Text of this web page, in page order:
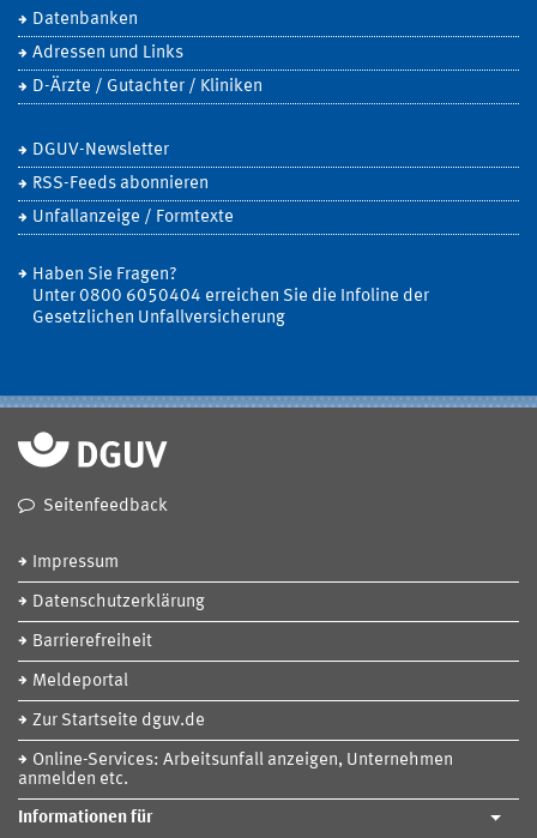
Datenbanken
Adressen und Links
D-Ärzte / Gutachter / Kliniken
DGUV-Newsletter
RSS-Feeds abonnieren
Unfallanzeige / Formtexte
Haben Sie Fragen?
Unter 0800 6050404 erreichen Sie die Infoline der
Gesetzlichen Unfallversicherung
Seitenfeedback
Impressum
Datenschutzerklärung
Barrierefreiheit
Meldeportal
Zur Startseite dguv.de
Online-Services: Arbeitsunfall anzeigen, Unternehmen
anmelden etc.
Informationen für